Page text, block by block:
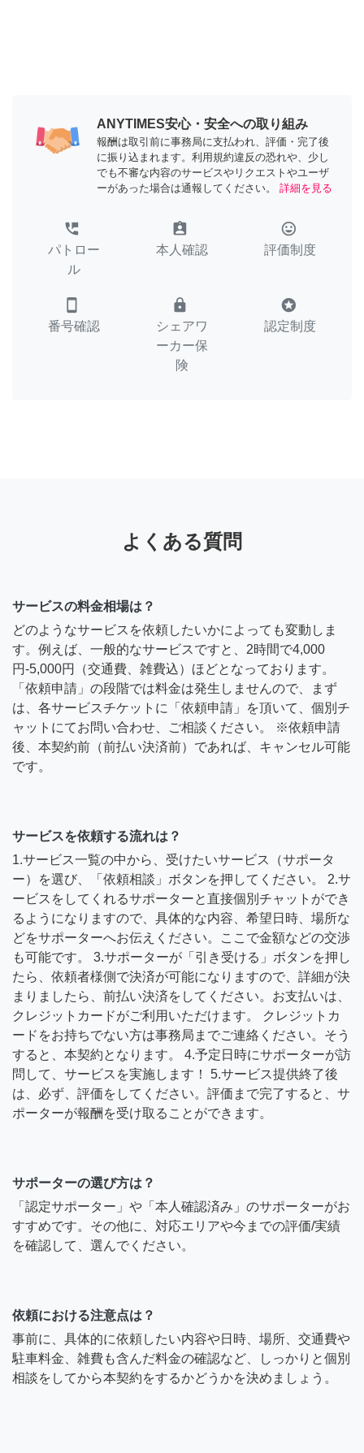
ANYTIMES安心・安全への取り組み
報酬は取引前に事務局に支払われ、評価・完了後
に振り込まれます。利用規約違反の恐れや、少し
でも不審な内容のサービスやリクエストやユーザ
ーがあった場合は通報してください。
詳細を見る
perm_phone_msg
パトロー
ル
assignment_ind
本人確認
tag_faces
評価制度
smartphone
番号確認
lock
シェアワ
ーカー保
険
stars
認定制度
よくある質問
サービスの料金相場は？
どのようなサービスを依頼したいかによっても変動しま
す。例えば、一般的なサービスですと、2時間で4,000
円-5,000円（交通費、雑費込）ほどとなっております。
「依頼申請」の段階では料金は発生しませんので、まず
は、各サービスチケットに「依頼申請」を頂いて、個別チ
ャットにてお問い合わせ、ご相談ください。 ※依頼申請
後、本契約前（前払い決済前）であれば、キャンセル可能
です。
サービスを依頼する流れは？
1.サービス一覧の中から、受けたいサービス（サポータ
ー）を選び、「依頼相談」ボタンを押してください。 2.サ
ービスをしてくれるサポーターと直接個別チャットができ
るようになりますので、具体的な内容、希望日時、場所な
どをサポーターへお伝えください。ここで金額などの交渉
も可能です。 3.サポーターが「引き受ける」ボタンを押し
たら、依頼者様側で決済が可能になりますので、詳細が決
まりましたら、前払い決済をしてください。お支払いは、
クレジットカードがご利用いただけます。 クレジットカ
ードをお持ちでない方は事務局までご連絡ください。そう
すると、本契約となります。 4.予定日時にサポーターが訪
問して、サービスを実施します！ 5.サービス提供終了後
は、必ず、評価をしてください。評価まで完了すると、サ
ポーターが報酬を受け取ることができます。
サポーターの選び方は？
「認定サポーター」や「本人確認済み」のサポーターがお
すすめです。その他に、対応エリアや今までの評価/実績
を確認して、選んでください。
依頼における注意点は？
事前に、具体的に依頼したい内容や日時、場所、交通費や
駐車料金、雑費も含んだ料金の確認など、しっかりと個別
相談をしてから本契約をするかどうかを決めましょう。